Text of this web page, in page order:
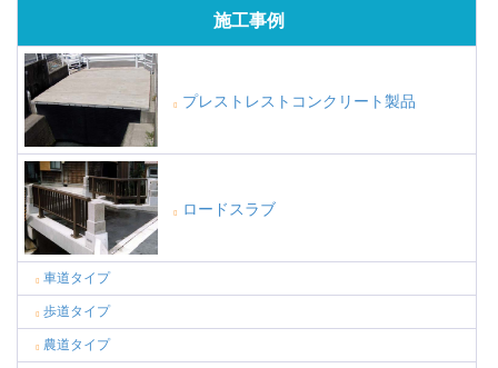
施工事例
プレストレストコンクリート製品
ロードスラブ
車道タイプ
歩道タイプ
農道タイプ